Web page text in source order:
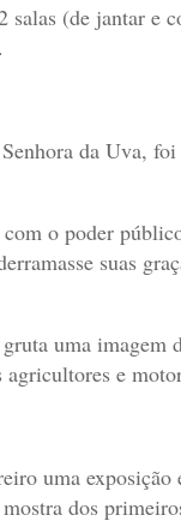
(de jantar e
da Uva,
o poder
suas
uma imagem
e
uma exposição
dos